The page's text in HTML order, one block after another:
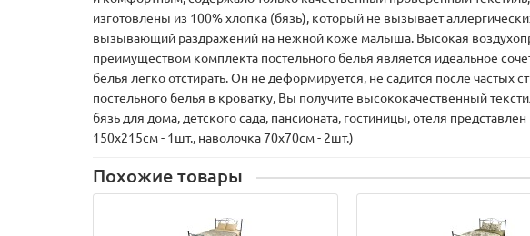
изготовлены из 100% хлопка (бязь), который не вызывает
вызывающий раздражений на нежной коже малыша. Высокая
преимуществом комплекта постельного белья является идеальное
белья легко отстирать. Он не деформируется, не садится после частых
постельного белья в кроватку, Вы получите высококачественный
бязь для дома, детского сада, пансионата, гостиницы, отеля
150х215см - 1шт., наволочка 70х70см - 2шт.)
Похожие товары